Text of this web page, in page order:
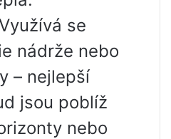
se
nádrže nebo
– nejlepší
jsou poblíž
nebo